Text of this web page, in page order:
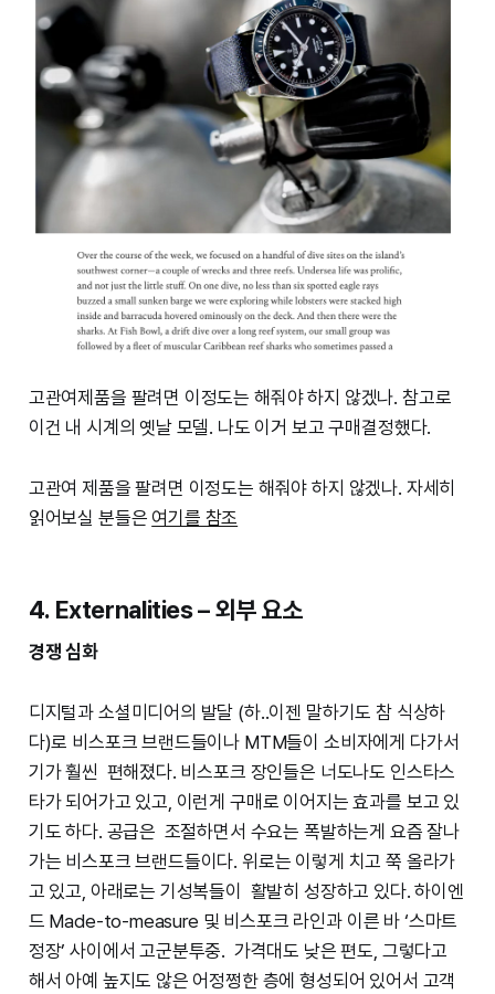
고관여제품을 팔려면 이정도는 해줘야 하지 않겠나. 참고로
이건 내 시계의 옛날 모델. 나도 이거 보고 구매결정했다.
고관여 제품을 팔려면 이정도는 해줘야 하지 않겠나. 자세히
읽어보실 분들은 여기를 참조
4. Externalities – 외부 요소
경쟁 심화
디지털과 소셜미디어의 발달 (하..이젠 말하기도 참 식상하
다)로 비스포크 브랜드들이나 MTM들이 소비자에게 다가서
기가 훨씬 편해졌다. 비스포크 장인들은 너도나도 인스타스
타가 되어가고 있고, 이런게 구매로 이어지는 효과를 보고 있
기도 하다. 공급은 조절하면서 수요는 폭발하는게 요즘 잘나
가는 비스포크 브랜드들이다. 위로는 이렇게 치고 쭉 올라가
고 있고, 아래로는 기성복들이 활발히 성장하고 있다. 하이엔
드 Made-to-measure 및 비스포크 라인과 이른 바 ‘스마트
정장’ 사이에서 고군분투중. 가격대도 낮은 편도, 그렇다고
해서 아예 높지도 않은 어정쩡한 층에 형성되어 있어서 고객